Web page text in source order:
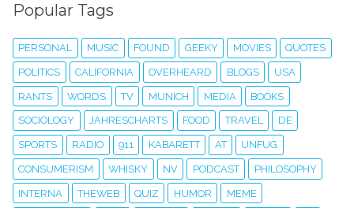
Popular Tags
PERSONAL MUSIC FOUND GEEKY MOVIES QUOTES
POLITICS CALIFORNIA OVERHEARD BLOGS USA
RANTS WORDS TV MUNICH MEDIA BOOKS
SOCIOLOGY JAHRESCHARTS FOOD TRAVEL DE
SPORTS RADIO 911 KABARETT AT UNFUG
CONSUMERISM WHISKY NV PODCAST PHILOSOPHY
INTERNA THEWEB QUIZ HUMOR MEME